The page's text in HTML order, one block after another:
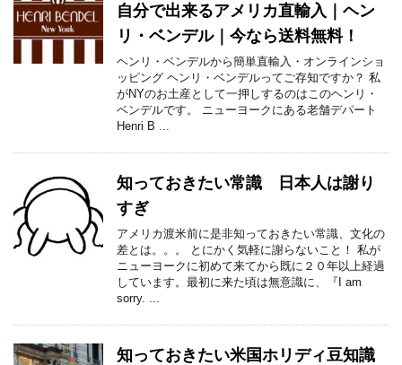
自分で出来るアメリカ直輸入｜ヘン
リ・ベンデル｜今なら送料無料！
ヘンリ・ベンデルから簡単直輸入・オンラインショ
ッピング ヘンリ・ベンデルってご存知ですか？ 私
がNYのお土産として一押しするのはこのヘンリ・
ベンデルです。 ニューヨークにある老舗デパート
Henri B ...
知っておきたい常識 日本人は謝り
すぎ
アメリカ渡米前に是非知っておきたい常識、文化の
差とは。。。 とにかく気軽に謝らないこと！ 私が
ニューヨークに初めて来てから既に２０年以上経過
しています。最初に来た頃は無意識に、『I am
sorry. ...
知っておきたい米国ホリディ豆知識